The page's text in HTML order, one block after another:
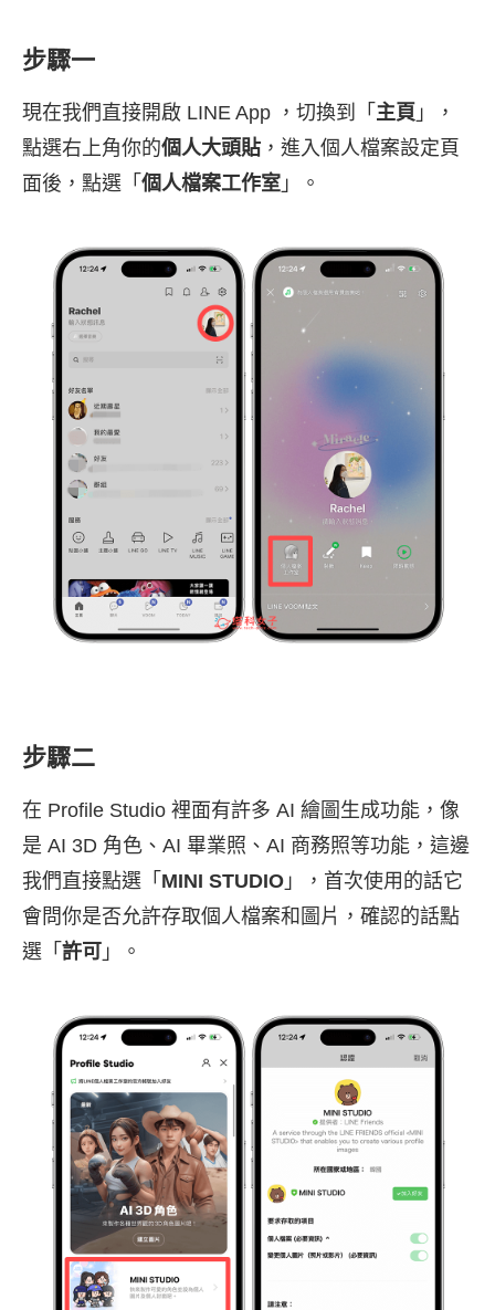
步驟一
現在我們直接開啟 LINE App ，切換到「 主頁 」，
點選右上角你的個人大頭貼 ，進入個人檔案設定頁
面後，點選「 個人檔案工作室 」。
步驟二
在 Profile Studio 裡面有許多 AI 繪圖生成功能，像
是 AI 3D 角色、AI 畢業照、AI 商務照等功能，這邊
我們直接點選「 MINI STUDIO 」，首次使用的話它
會問你是否允許存取個人檔案和圖片，確認的話點
選「 許可 」。